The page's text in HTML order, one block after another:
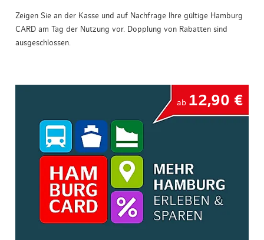
Zeigen Sie an der Kasse und auf Nachfrage Ihre gültige Hamburg
CARD am Tag der Nutzung vor. Dopplung von Rabatten sind
ausgeschlossen.
ab 12,90 €